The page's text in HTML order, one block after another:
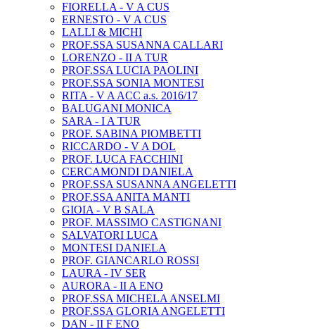
FIORELLA - V A CUS
ERNESTO - V A CUS
LALLI & MICHI
PROF.SSA SUSANNA CALLARI
LORENZO - II A TUR
PROF.SSA LUCIA PAOLINI
PROF.SSA SONIA MONTESI
RITA - V A ACC a.s. 2016/17
BALUGANI MONICA
SARA - I A TUR
PROF. SABINA PIOMBETTI
RICCARDO - V A DOL
PROF. LUCA FACCHINI
CERCAMONDI DANIELA
PROF.SSA SUSANNA ANGELETTI
PROF.SSA ANITA MANTI
GIOIA - V B SALA
PROF. MASSIMO CASTIGNANI
SALVATORI LUCA
MONTESI DANIELA
PROF. GIANCARLO ROSSI
LAURA - IV SER
AURORA - II A ENO
PROF.SSA MICHELA ANSELMI
PROF.SSA GLORIA ANGELETTI
DAN - II F ENO